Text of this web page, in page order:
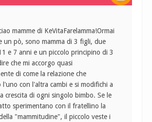
mamme di KeVitaFarelamma!Ormai
un pò, sono mamma di 3 figli, due
e 7 anni e un piccolo principino di 3
che mi accorgo quasi
di come la relazione che
l'uno con l'altra cambi e si modifichi a
crescita di ogni singolo bimbo. Se le
sperimentano con il fratellino la
"mammitudine", il piccolo veste i